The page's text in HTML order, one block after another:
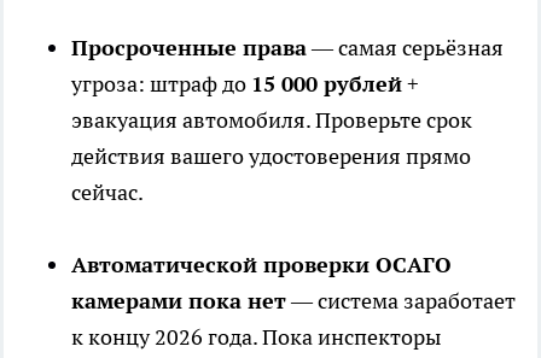
Просроченные права— самая серьёзная
угроза: штраф до 15 000 рублей+
эвакуация автомобиля. Проверьте срок
действия вашего удостоверения прямо
сейчас.
Автоматической проверки ОСАГО
камерами пока нет— система заработает
к концу 2026 года. Пока инспекторы